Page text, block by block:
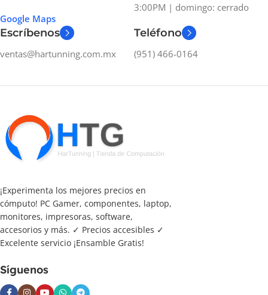
Google Maps
3:00PM | domingo: cerrado
Escríbenos
ventas@hartunning.com.mx
Teléfono
(951) 466-0164
¡Experimenta los mejores precios en
cómputo! PC Gamer, componentes, laptop,
monitores, impresoras, software,
accesorios y más. ✓ Precios accesibles ✓
Excelente servicio ¡Ensamble Gratis!
Síguenos